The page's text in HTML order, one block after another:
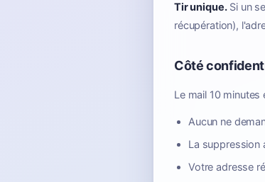
Tir unique.Si un
récupération),
Côté
Le mail 10
Aucun ne
La suppression
Votre adresse